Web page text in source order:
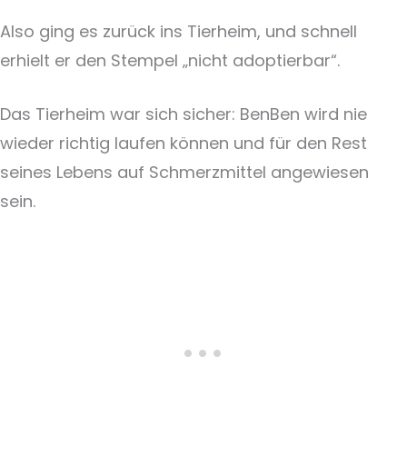
Also ging es zurück ins Tierheim, und schnell
erhielt er den Stempel „nicht adoptierbar“.
Das Tierheim war sich sicher: BenBen wird nie
wieder richtig laufen können und für den Rest
seines Lebens auf Schmerzmittel angewiesen
sein.